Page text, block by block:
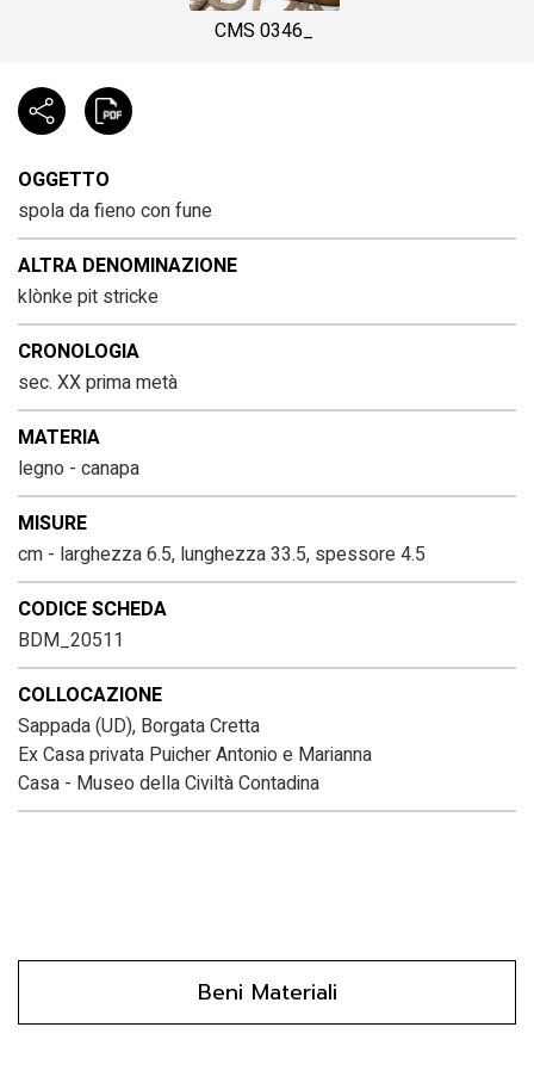
CMS 0346_
OGGETTO
spola da fieno con fune
ALTRA DENOMINAZIONE
klònke pit stricke
CRONOLOGIA
sec. XX prima metà
MATERIA
legno - canapa
MISURE
cm - larghezza 6.5, lunghezza 33.5, spessore 4.5
CODICE SCHEDA
BDM_20511
COLLOCAZIONE
Sappada (UD), Borgata Cretta
Ex Casa privata Puicher Antonio e Marianna
Casa - Museo della Civiltà Contadina
Beni Materiali